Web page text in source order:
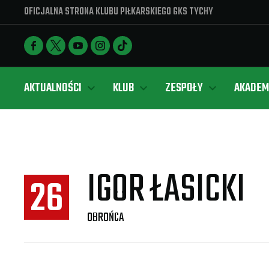
OFICJALNA STRONA KLUBU PIŁKARSKIEGO GKS TYCHY
AKTUALNOŚCI KLUB ZESPOŁY
26 IGOR ŁASICKI
OBROŃCA